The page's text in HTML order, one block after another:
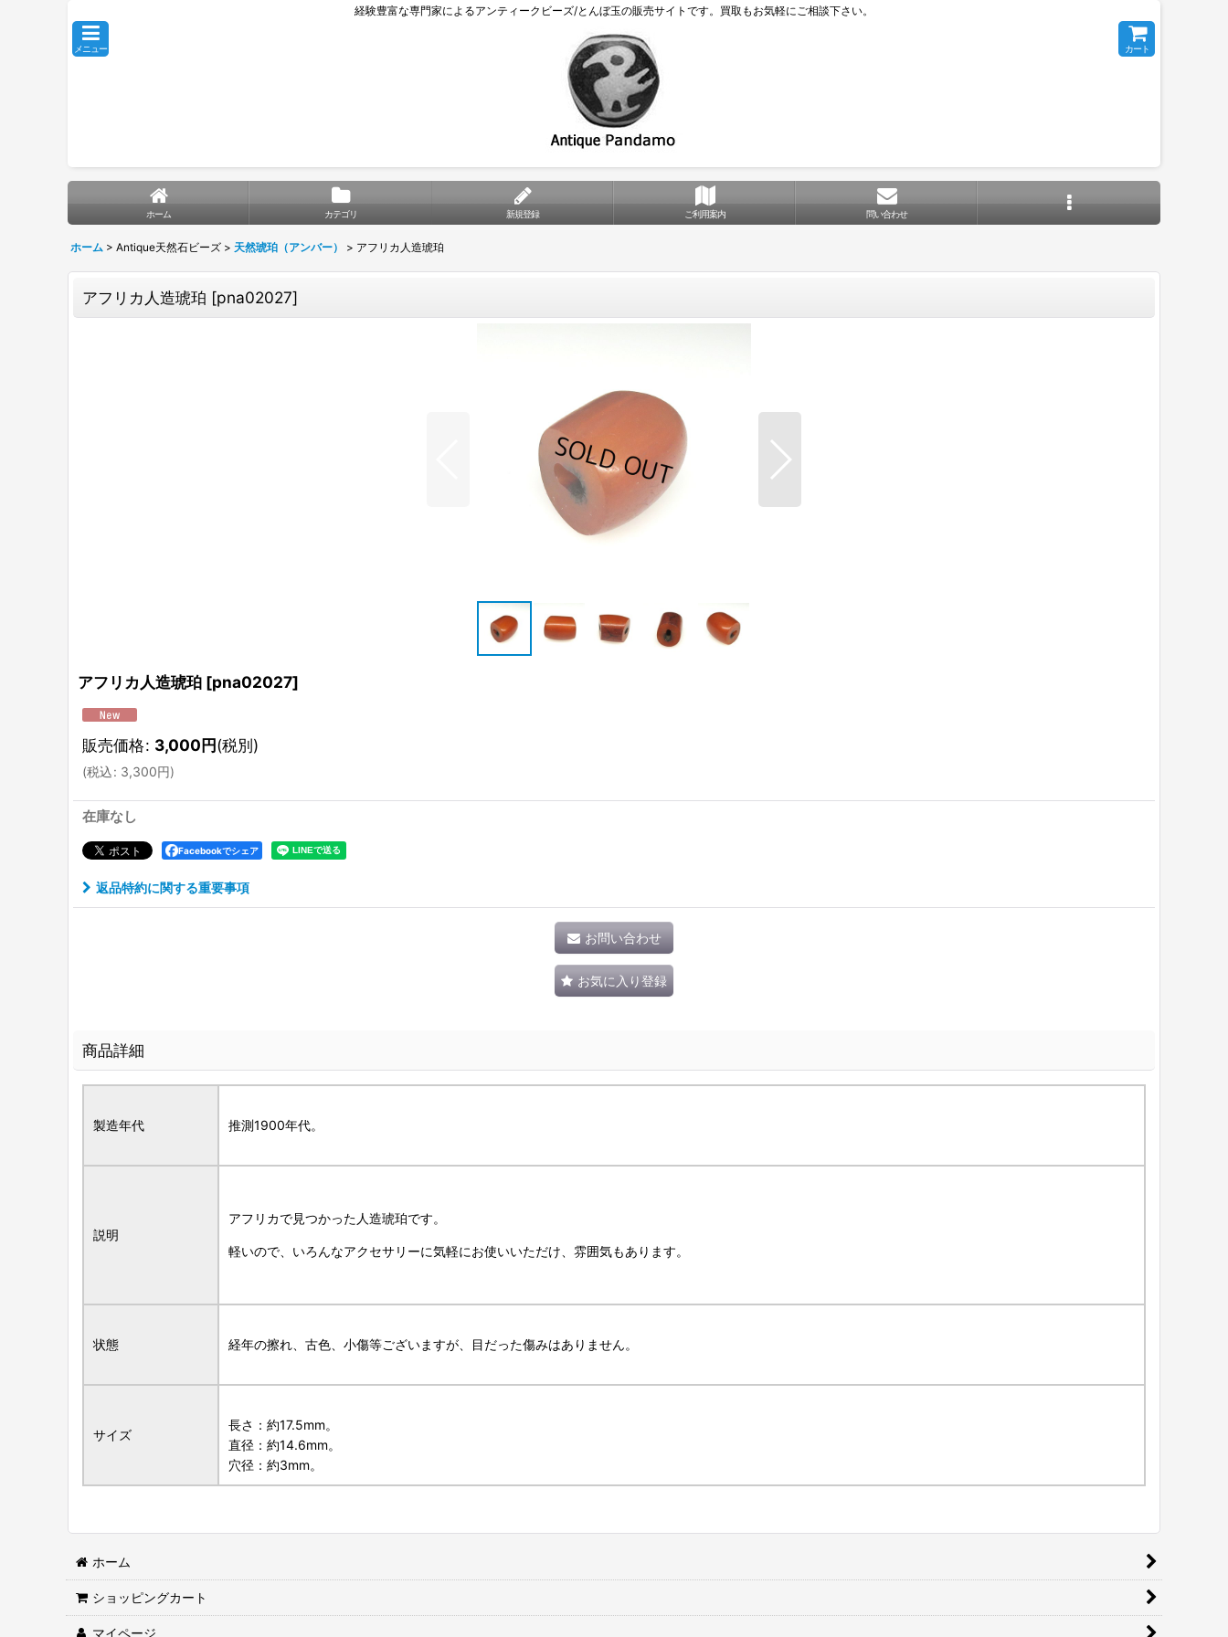
経験豊富な専門家によるアンティークビーズ/とんぼ玉の販売サイトです。買取もお気軽にご相談下さい。
メニュー カート
ホーム カテゴリ 新規登録 ご利用案内 問い合わせ
ホーム > Antique天然石ビーズ > 天然琥珀（アンバー） > アフリカ人造琥珀
アフリカ人造琥珀 [pna02027]
アフリカ人造琥珀 [pna02027]
販売価格: 3,000円(税別)
(税込: 3,300円)
在庫なし
Facebookでシェア
返品特約に関する重要事項
お問い合わせ
お気に入り登録
商品詳細
製造年代 推測1900年代。
説明
アフリカで見つかった人造琥珀です。
軽いので、いろんなアクセサリーに気軽にお使いいただけ、雰囲気もあります。
状態 経年の擦れ、古色、小傷等ございますが、目だった傷みはありません。
サイズ
長さ：約17.5mm。
直径：約14.6mm。
穴径：約3mm。
ホーム
ショッピングカート
マイページ